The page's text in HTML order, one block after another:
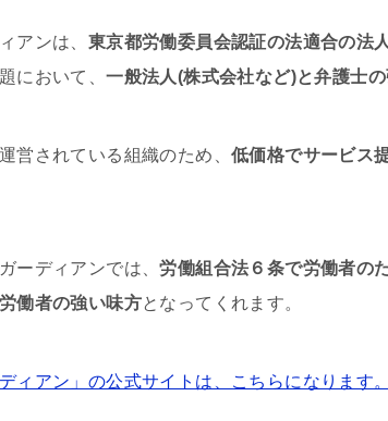
アンは、 東京都労働委員会認証の法適合の法
において、一般法人(株式会社など)と弁護士
営されている組織のため、 低価格でサービス
ーディアンでは、労働組合法６条で労働者の
働者の強い味方となってくれます。
ィアン」の公式サイトは、こちらになります。